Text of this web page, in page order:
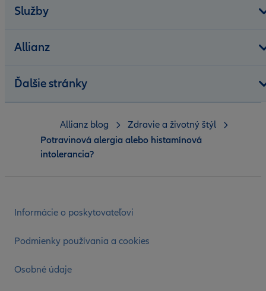
Služby
Allianz
Ďalšie stránky
Informácie o poskytovateľovi
Podmienky používania a cookies
Osobné údaje
Allianz blog
Zdravie a životný štýl
Potravinová alergia alebo histamínová
intolerancia?